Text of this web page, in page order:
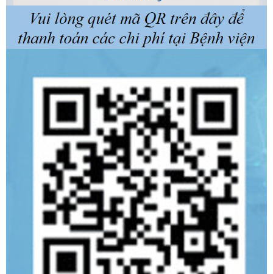
Khoa Răng Hàm Mặt
Khoa Hồi sức tích cực Nội
Khoa Y Học Cổ Truyền
Khoa Khám bệnh
Khoa Cấp cứu
Khoa Dinh dưỡng
Khoa Hoá trị can thiệp và Chăm sóc giảm nhẹ
Khoa Phẫu trị - Xạ trị & Y học hạt nhân